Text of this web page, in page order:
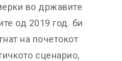
во државите
од 2019 год. би
на почетокот
сценарио,